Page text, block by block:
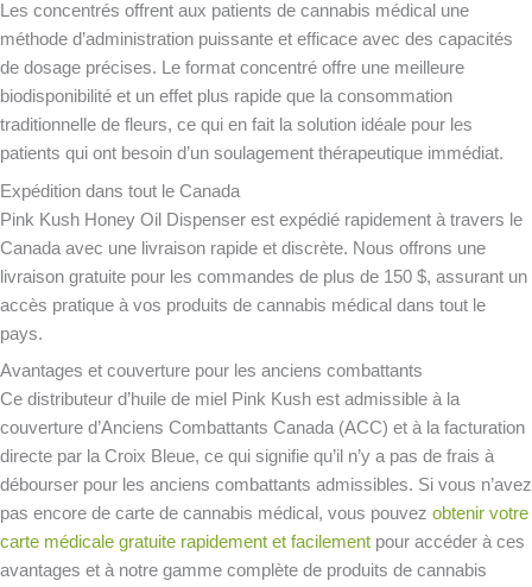
Les concentrés offrent aux patients de cannabis médical une
méthode d’administration puissante et efficace avec des capacités
de dosage précises. Le format concentré offre une meilleure
biodisponibilité et un effet plus rapide que la consommation
traditionnelle de fleurs, ce qui en fait la solution idéale pour les
patients qui ont besoin d’un soulagement thérapeutique immédiat.
Expédition dans tout le Canada
Pink Kush Honey Oil Dispenser est expédié rapidement à travers le
Canada avec une livraison rapide et discrète. Nous offrons une
livraison gratuite pour les commandes de plus de 150 $, assurant un
accès pratique à vos produits de cannabis médical dans tout le
pays.
Avantages et couverture pour les anciens combattants
Ce distributeur d’huile de miel Pink Kush est admissible à la
couverture d’Anciens Combattants Canada (ACC) et à la facturation
directe par la Croix Bleue, ce qui signifie qu’il n’y a pas de frais à
débourser pour les anciens combattants admissibles. Si vous n’avez
pas encore de carte de cannabis médical, vous pouvez obtenir votre
carte médicale gratuite rapidement et facilement pour accéder à ces
avantages et à notre gamme complète de produits de cannabis